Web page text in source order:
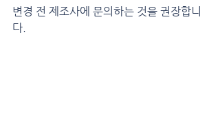
변경 전 제조사에 문의하는 것을 권장합니
다.